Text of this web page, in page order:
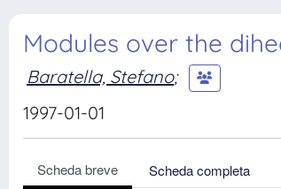
Modules over the
Baratella, Stefano;
1997-01-01
Scheda breve Scheda completa